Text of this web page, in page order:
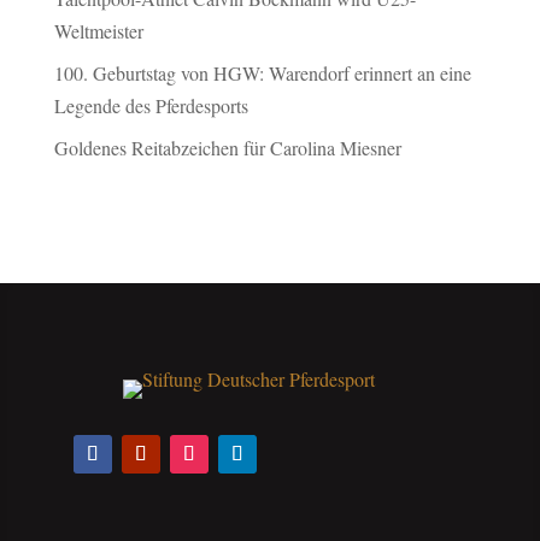
Weltmeister
100. Geburtstag von HGW: Warendorf erinnert an eine
Legende des Pferdesports
Goldenes Reitabzeichen für Carolina Miesner